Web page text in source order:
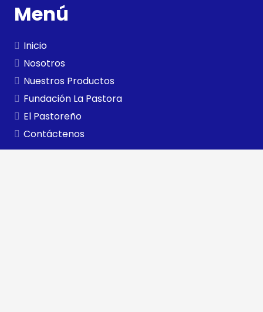
Menú
Inicio
Nosotros
Nuestros Productos
Fundación La Pastora
El Pastoreño
Contáctenos